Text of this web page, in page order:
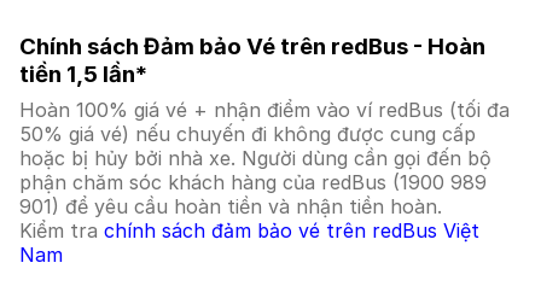
Chính sách Đảm bảo Vé trên redBus - Hoàn
tiền 1,5 lần*
Hoàn 100% giá vé + nhận điểm vào ví redBus (tối đa
50% giá vé) nếu chuyến đi không được cung cấp
hoặc bị hủy bởi nhà xe. Người dùng cần gọi đến bộ
phận chăm sóc khách hàng của redBus (1900 989
901) để yêu cầu hoàn tiền và nhận tiền hoàn.
Kiểm tra chính sách đảm bảo vé trên redBus Việt
Nam